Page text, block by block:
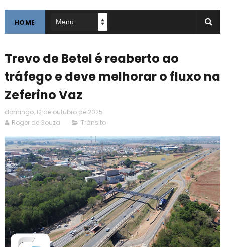
HOME
Trevo de Betel é reaberto ao
tráfego e deve melhorar o fluxo na
Zeferino Vaz
domingo, 12 de outubro de 2025
Roger de Souza
Trânsito